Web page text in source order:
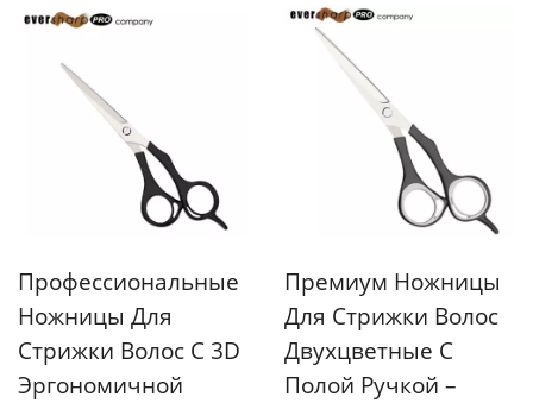
Профессиональные
Ножницы Для
Стрижки Волос С 3D
Эргономичной
Премиум Ножницы
Для Стрижки Волос
Двухцветные С
Полой Ручкой –